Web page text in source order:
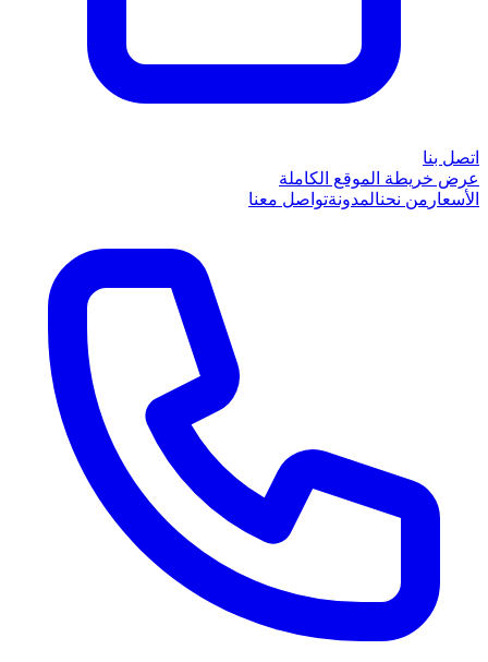
اتصل بنا
عرض خريطة الموقع الكاملة
الأسعار من نحنالمدونةتواصل معنا